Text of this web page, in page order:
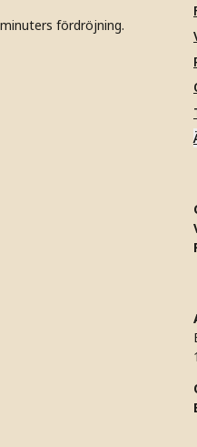
fördröjning.